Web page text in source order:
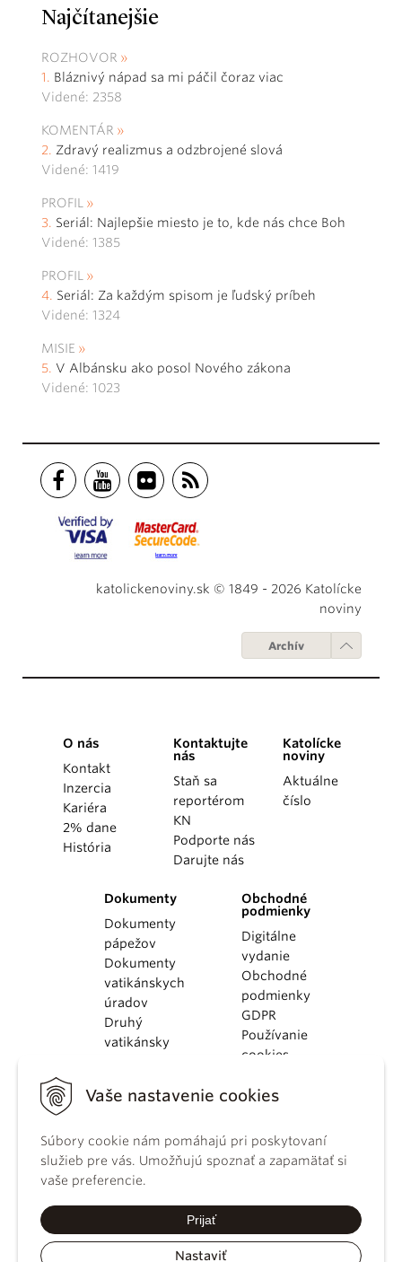
Vaše nastavenie cookies
Súbory cookie nám pomáhajú pri poskytovaní
služieb pre vás. Umožňujú spoznať a zapamätať si
vaše preferencie.
Prijať
Nastaviť
Najčítanejšie
ROZHOVOR
Bláznivý nápad sa mi páčil čoraz viac
Videné: 2358
KOMENTÁR
Zdravý realizmus a odzbrojené slová
Videné: 1419
PROFIL
Seriál: Najlepšie miesto je to, kde nás chce Boh
Videné: 1385
PROFIL
Seriál: Za každým spisom je ľudský príbeh
Videné: 1324
MISIE
V Albánsku ako posol Nového zákona
Videné: 1023
katolickenoviny.sk © 1849 - 2026 Katolícke
noviny
Archív
O nás
Kontakt
Inzercia
Kariéra
2% dane
História
Kontaktujte
nás
Staň sa
reportérom
KN
Podporte nás
Darujte nás
Katolícke
noviny
Aktuálne
číslo
Dokumenty
Dokumenty
pápežov
Dokumenty
vatikánskych
úradov
Druhý
vatikánsky
KBS
kánonického
práva
Katechizmus
Obchodné
podmienky
Digitálne
vydanie
Obchodné
podmienky
GDPR
Používanie
cookies